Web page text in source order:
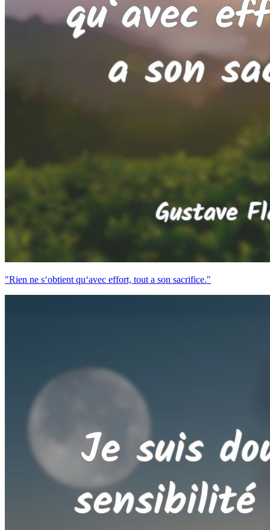
"Rien ne s‘obtient qu‘avec effort, tout a son sacrifice."